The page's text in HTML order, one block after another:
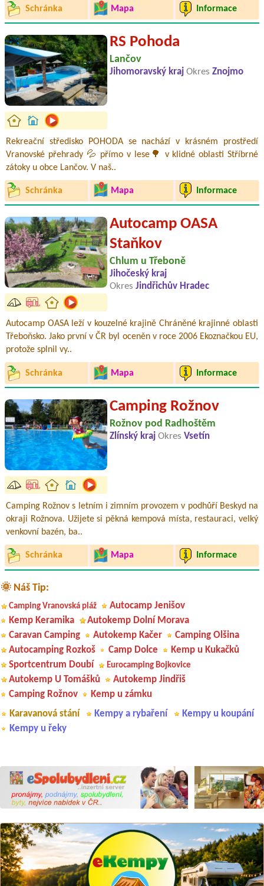
Schránka Mapa Informace
RS Pohoda
Lančov
Jihomoravský kraj Okres Znojmo
Rekreační středisko POHODA se nachází v krásném prostředí
Vranovské přehrady 💦 přímo v lese🌳 v klidné oblasti Stříbrné
zátoky u obce Lančov. V naš..
Schránka Mapa Informace
Autocamp OASA
Staňkov
Chlum u Třeboně
Jihočeský kraj
Okres Jindřichův Hradec
Autocamp OASA leží v kouzelné krajině Chráněné krajinné oblasti
Třeboňsko. Jako první v ČR byl oceněn v roce 2006 Ekoznačkou EU,
protože splnil vy..
Schránka Mapa Informace
Camping Rožnov
Rožnov pod Radhoštěm
Zlínský kraj Okres Vsetín
Camping Rožnov s letním i zimním provozem v podhůří Beskyd na
okraji Rožnova. Užijete si pěkná kempová místa, restauraci, velký
venkovní bazén, ba..
Schránka Mapa Informace
🌞 Náš Tip:
Camping Vranovská pláž
Autocamp Jenišov
Kemp Keramika
Autokemp Dolní Morava
Caravan Camping
Autokemp Kačer
Camping Olšina
Autocamping Rozkoš
Camp Dolce
Kemp u Kukačků
Sportcentrum Doubí
Eurocamping Bojkovice
Autokemp U Tomášků
Autokemp Jindřiš
Camping Rožnov
Kemp u zámku
Karavanová stání
Kempy a rybaření
Kempy u koupání
Kempy u řeky